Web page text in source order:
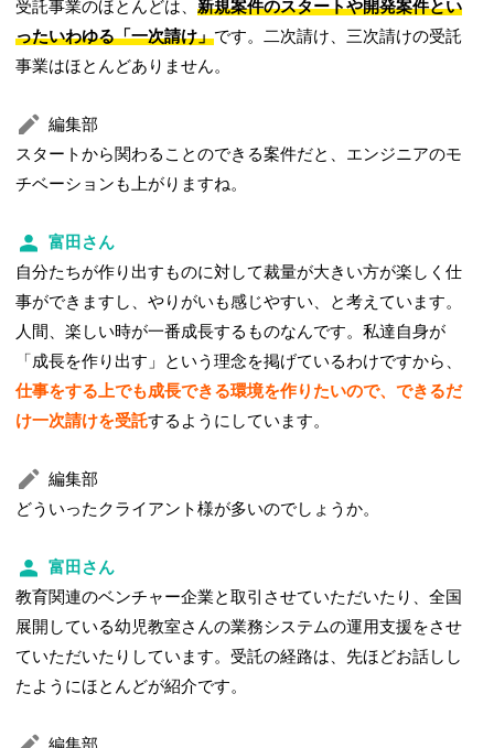
受託事業のほとんどは、新規案件のスタートや開発案件とい
ったいわゆる「一次請け」です。二次請け、三次請けの受託
事業はほとんどありません。
編集部
スタートから関わることのできる案件だと、エンジニアのモ
チベーションも上がりますね。
富田さん
自分たちが作り出すものに対して裁量が大きい方が楽しく仕
事ができますし、やりがいも感じやすい、と考えています。
人間、楽しい時が一番成長するものなんです。私達自身が
「成長を作り出す」という理念を掲げているわけですから、
仕事をする上でも成長できる環境を作りたいので、できるだ
け一次請けを受託するようにしています。
編集部
どういったクライアント様が多いのでしょうか。
富田さん
教育関連のベンチャー企業と取引させていただいたり、全国
展開している幼児教室さんの業務システムの運用支援をさせ
ていただいたりしています。受託の経路は、先ほどお話しし
たようにほとんどが紹介です。
編集部